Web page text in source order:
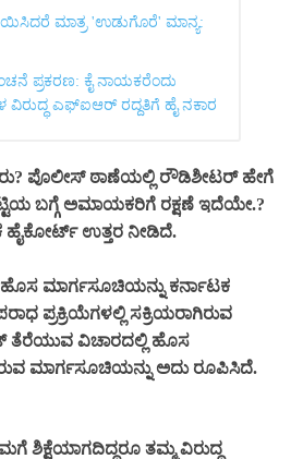
ಮಾತ್ರ 'ಉಡುಗೊರೆ' ಮಾನ್ಯ:
ಪ್ರಕರಣ: ಕೈ ನಾಯಕರೆಂದು
ಎಫ್‌ಐಆರ್ ರದ್ದತಿಗೆ ಹೈ ನಕಾರ
ಪೊಲೀಸ್ ಠಾಣೆಯಲ್ಲಿ ರೌಡಿಶೀಟರ್ ಹೇಗೆ
ಬಗ್ಗೆ ಅಮಾಯಕರಿಗೆ ರಕ್ಷಣೆ ಇದೆಯೇ.?
ಹೈಕೋರ್ಟ್ ಉತ್ತರ ನೀಡಿದೆ.
ಮಾರ್ಗಸೂಚಿಯನ್ನು ಕರ್ನಾಟಕ
ಪ್ರಕ್ರಿಯೆಗಳಲ್ಲಿ ಸಕ್ರಿಯರಾಗಿರುವ
ತೆರೆಯುವ ವಿಚಾರದಲ್ಲಿ ಹೊಸ
ಮಾರ್ಗಸೂಚಿಯನ್ನು ಅದು ರೂಪಿಸಿದೆ.
ಶಿಕ್ಷೆಯಾಗದಿದ್ದರೂ ತಮ್ಮ ವಿರುದ್ಧ